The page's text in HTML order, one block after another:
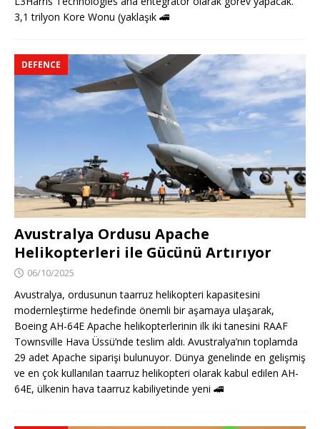
3,1 trilyon Kore Wonu (yaklaşık 🚄
DEFENCE
Avustralya Ordusu Apache
Helikopterleri ile Gücünü Artırıyor
06/10/2025
Avustralya, ordusunun taarruz helikopteri kapasitesini
modernleştirme hedefinde önemli bir aşamaya ulaşarak,
Boeing AH-64E Apache helikopterlerinin ilk iki tanesini RAAF
Townsville Hava Üssü’nde teslim aldı. Avustralya’nın toplamda
29 adet Apache siparişi bulunuyor. Dünya genelinde en gelişmiş
ve en çok kullanılan taarruz helikopteri olarak kabul edilen AH-
64E, ülkenin hava taarruz kabiliyetinde yeni 🚄